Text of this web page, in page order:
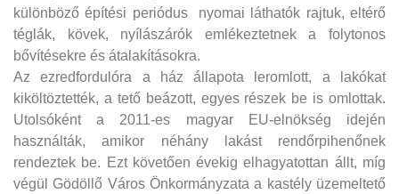
különböző építési periódus nyomai láthatók rajtuk, eltérő
téglák, kövek, nyílászárók emlékeztetnek a folytonos
bővítésekre és átalakításokra.
Az ezredfordulóra a ház állapota leromlott, a lakókat
kiköltöztették, a tető beázott, egyes részek be is omlottak.
Utolsóként a 2011-es magyar EU-elnökség idején
használták, amikor néhány lakást rendőrpihenőnek
rendeztek be. Ezt követően évekig elhagyatottan állt, míg
végül Gödöllő Város Önkormányzata a kastély üzemeltető